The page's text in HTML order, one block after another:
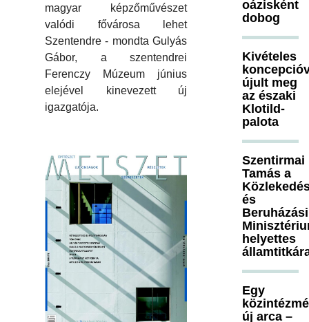
magyar képzőművészet
valódi fővárosa lehet
Szentendre - mondta Gulyás
Gábor, a szentendrei
Ferenczy Múzeum június
elejével kinevezett új
igazgatója.
oázisként
dobog
Kivételes
újult meg
az északi
Klotild-
palota
Szentirmai
Tamás a
és
Beruházási
helyettes
Egy
új arca –